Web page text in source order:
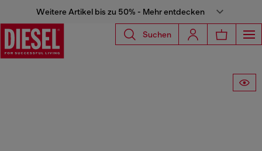
Weitere Artikel bis zu 50% - Mehr entdecken
Suchen